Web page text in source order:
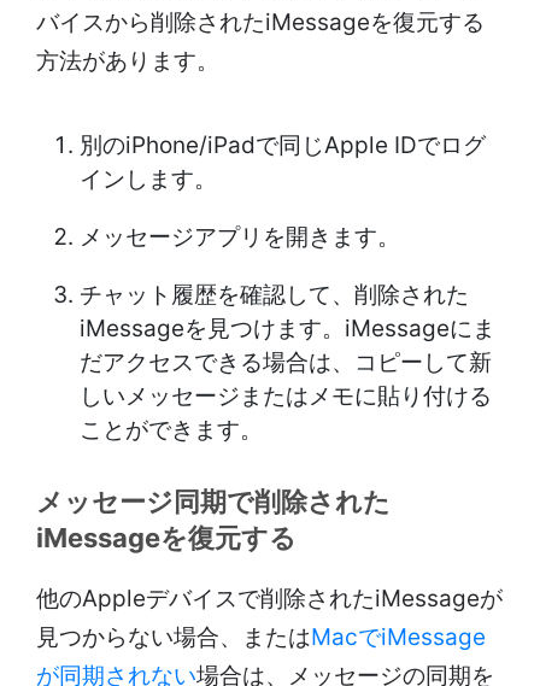
バイスから削除されたiMessageを復元する
方法があります。
別のiPhone/iPadで同じApple IDでログ
インします。
メッセージアプリを開きます。
チャット履歴を確認して、削除された
iMessageを見つけます。iMessageにま
だアクセスできる場合は、コピーして新
しいメッセージまたはメモに貼り付ける
ことができます。
メッセージ同期で削除された
iMessageを復元する
他のAppleデバイスで削除されたiMessageが
見つからない場合、またはMacでiMessage
が同期されない場合は、メッセージの同期を